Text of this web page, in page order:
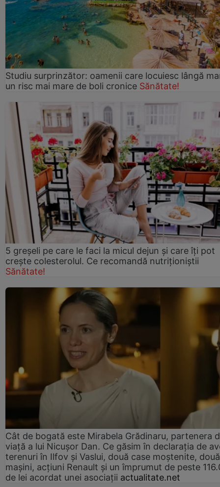
Studiu surprinzător: oamenii care locuiesc lângă
un risc mai mare de boli cronice Sănătate!
5 greșeli pe care le faci la micul dejun și care îți pot
crește colesterolul. Ce recomandă nutriționiștii
Sănătate!
Cât de bogată este Mirabela Grădinaru, partenera
viață a lui Nicușor Dan. Ce găsim în declarația de
terenuri în Ilfov și Vaslui, două case moștenite, două
mașini, acțiuni Renault și un împrumut de peste
de lei acordat unei asociații actualitate.net